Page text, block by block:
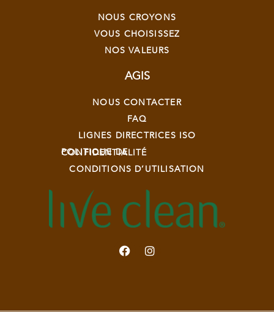
NOUS CROYONS
VOUS CHOISISSEZ
NOS VALEURS
AGIS
NOUS CONTACTER
FAQ
LIGNES DIRECTRICES ISO
POLITIQUE DE CONFIDENTIALITÉ
CONDITIONS D’UTILISATION